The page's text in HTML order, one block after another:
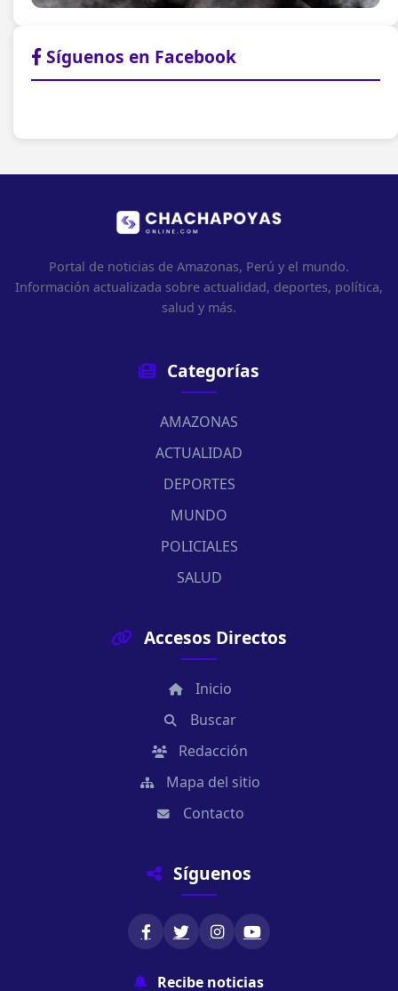
Síguenos en Facebook
Portal de noticias de Amazonas, Perú y el mundo.
Información actualizada sobre actualidad, deportes, política,
salud y más.
Categorías
AMAZONAS
ACTUALIDAD
DEPORTES
MUNDO
POLICIALES
SALUD
Accesos Directos
Inicio
Buscar
Redacción
Mapa del sitio
Contacto
Síguenos
Recibe noticias